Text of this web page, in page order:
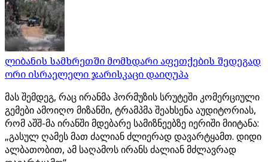
ლიბანის სამხრეთში მომხდარი აფეთქების შედეგად
ორი ისრაელელი ჯარისკაცი დაიღუპა
მას შემდეგ, რაც ირანმა ჰორმუზის სრუტეში კომერციული
გემები ამოიღო მიზანში, ტრამპმა შეახსენა აუდიტორიას,
რომ აშშ-მა ირანში მდებარე სამიზნეებზე იერიში მიიტანა:
„გასულ ღამეს მათ ძალიან ძლიერად დავარტყამთ. დიდი
ალბათობით, ამ საღამოს ირანს ძალიან მძლავრად